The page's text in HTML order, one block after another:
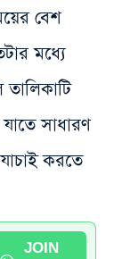
বেশ
মধ্যে
সাধারণ
করতে
JOIN